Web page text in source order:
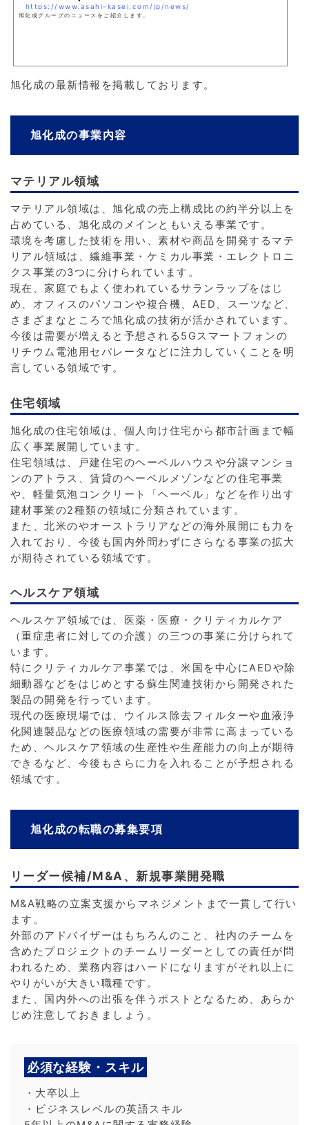
https://www.asahi-kasei.com/jp/news/
旭化成グループのニュースをご紹介します。
旭化成の最新情報を掲載しております。
旭化成の事業内容
マテリアル領域
マテリアル領域は、旭化成の売上構成比の約半分以上を
占めている、旭化成のメインともいえる事業です。
環境を考慮した技術を用い、素材や商品を開発するマテ
リアル領域は、繊維事業・ケミカル事業・エレクトロニ
クス事業の3つに分けられています。
現在、家庭でもよく使われているサランラップをはじ
め、オフィスのパソコンや複合機、AED、スーツなど、
さまざまなところで旭化成の技術が活かされています。
今後は需要が増えると予想される5Gスマートフォンの
リチウム電池用セパレータなどに注力していくことを明
言している領域です。
住宅領域
旭化成の住宅領域は、個人向け住宅から都市計画まで幅
広く事業展開しています。
住宅領域は、戸建住宅のヘーベルハウスや分譲マンショ
ンのアトラス、賃貸のヘーベルメゾンなどの住宅事業
や、軽量気泡コンクリート「ヘーベル」などを作り出す
建材事業の2種類の領域に分類されています。
また、北米のやオーストラリアなどの海外展開にも力を
入れており、今後も国内外問わずにさらなる事業の拡大
が期待されている領域です。
ヘルスケア領域
ヘルスケア領域では、医薬・医療・クリティカルケア
（重症患者に対しての介護）の三つの事業に分けられて
います。
特にクリティカルケア事業では、米国を中心にAEDや除
細動器などをはじめとする蘇生関連技術から開発された
製品の開発を行っています。
現代の医療現場では、ウイルス除去フィルターや血液浄
化関連製品などの医療領域の需要が非常に高まっている
ため、ヘルスケア領域の生産性や生産能力の向上が期待
できるなど、今後もさらに力を入れることが予想される
領域です。
旭化成の転職の募集要項
リーダー候補/M&A、新規事業開発職
M&A戦略の立案支援からマネジメントまで一貫して行い
ます。
外部のアドバイザーはもちろんのこと、社内のチームを
含めたプロジェクトのチームリーダーとしての責任が問
われるため、業務内容はハードになりますがそれ以上に
やりがいが大きい職種です。
また、国内外への出張を伴うポストとなるため、あらか
じめ注意しておきましょう。
必須な経験・スキル
・大卒以上
・ビジネスレベルの英語スキル